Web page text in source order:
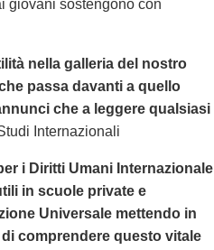
giovani sostengono con
nella galleria del nostro
passa davanti a quello
che a leggere qualsiasi
Internazionali
i Diritti Umani Internazionale
in scuole private e
Universale mettendo in
comprendere questo vitale